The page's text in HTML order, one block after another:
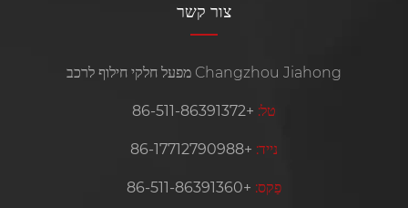
צור קשר
מפעל חלקי חילוף לרכב Changzhou Jiahong
טל: +86-511-86391372
נייד: +86-17712790988
פַקס: +86-511-86391360